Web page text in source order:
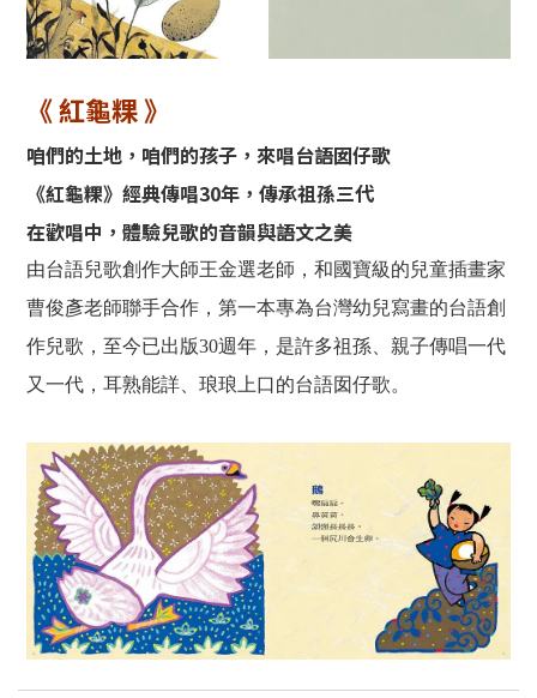
《 紅龜粿 》
咱們的土地，咱們的孩子，來唱台語囡仔歌
《紅龜粿》經典傳唱30年，傳承祖孫三代
在歡唱中，體驗兒歌的音韻與語文之美
由台語兒歌創作大師王金選老師，和國寶級的兒童插畫家
曹俊彥老師聯手合作，第一本專為台灣幼兒寫畫的台語創
作兒歌，至今已出版30週年，是許多祖孫、親子傳唱一代
又一代，耳熟能詳、琅琅上口的台語囡仔歌。